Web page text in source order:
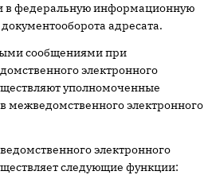
в федеральную информационную
адресата.
сообщениями при
электронного
уполномоченные
межведомственного электронного
электронного
следующие функции: